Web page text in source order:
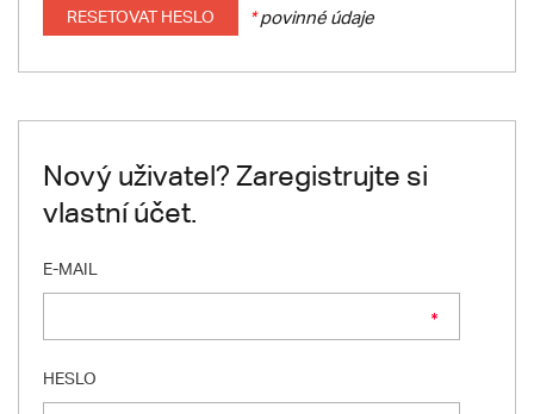
RESETOVAT HESLO *povinné údaje
Nový uživatel? Zaregistrujte si
vlastní účet.
E-MAIL
HESLO